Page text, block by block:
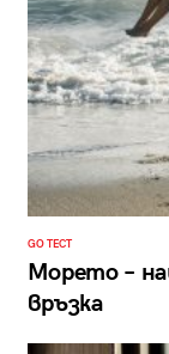
GO ТЕСТ
Морето –
връзка